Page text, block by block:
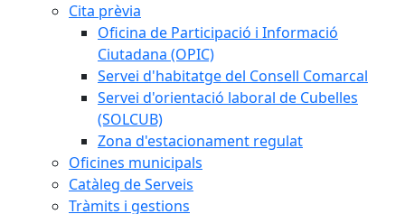
Cita prèvia
Oficina de Participació i Informació
Ciutadana (OPIC)
Servei d'habitatge del Consell Comarcal
Servei d'orientació laboral de Cubelles
(SOLCUB)
Zona d'estacionament regulat
Oficines municipals
Catàleg de Serveis
Tràmits i gestions